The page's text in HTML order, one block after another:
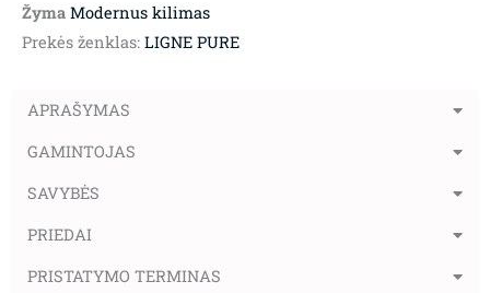
Žyma Modernus kilimas
Prekės ženklas: LIGNE PURE
APRAŠYMAS
GAMINTOJAS
SAVYBĖS
PRIEDAI
PRISTATYMO TERMINAS